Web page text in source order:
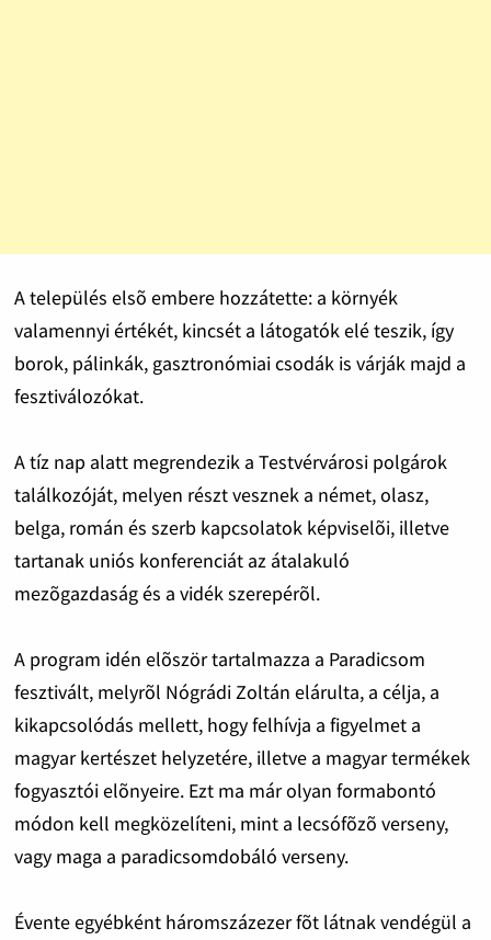
A település elsõ embere hozzátette: a környék
valamennyi értékét, kincsét a látogatók elé teszik, így
borok, pálinkák, gasztronómiai csodák is várják majd a
fesztiválozókat.
A tíz nap alatt megrendezik a Testvérvárosi polgárok
találkozóját, melyen részt vesznek a német, olasz,
belga, román és szerb kapcsolatok képviselõi, illetve
tartanak uniós konferenciát az átalakuló
mezõgazdaság és a vidék szerepérõl.
A program idén elõször tartalmazza a Paradicsom
fesztivált, melyrõl Nógrádi Zoltán elárulta, a célja, a
kikapcsolódás mellett, hogy felhívja a figyelmet a
magyar kertészet helyzetére, illetve a magyar termékek
fogyasztói elõnyeire. Ezt ma már olyan formabontó
módon kell megközelíteni, mint a lecsófõzõ verseny,
vagy maga a paradicsomdobáló verseny.
Évente egyébként háromszázezer fõt látnak vendégül a